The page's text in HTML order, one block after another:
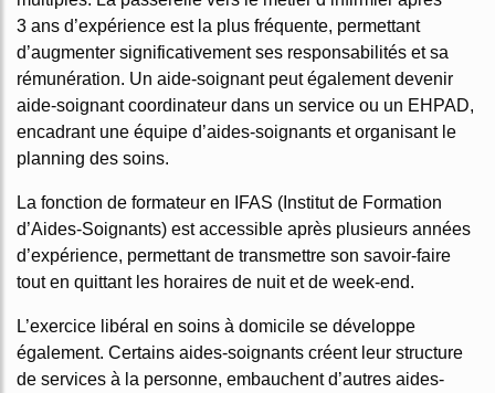
3 ans d’expérience est la plus fréquente, permettant
d’augmenter significativement ses responsabilités et sa
rémunération. Un aide-soignant peut également devenir
aide-soignant coordinateur dans un service ou un EHPAD,
encadrant une équipe d’aides-soignants et organisant le
planning des soins.
La fonction de formateur en IFAS (Institut de Formation
d’Aides-Soignants) est accessible après plusieurs années
d’expérience, permettant de transmettre son savoir-faire
tout en quittant les horaires de nuit et de week-end.
L’exercice libéral en soins à domicile se développe
également. Certains aides-soignants créent leur structure
de services à la personne, embauchent d’autres aides-